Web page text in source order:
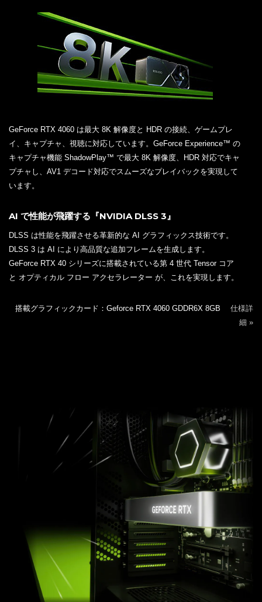
GeForce RTX 4060 は最大 8K 解像度と HDR の接続、ゲームプレ
イ、キャプチャ、視聴に対応しています。GeForce Experience™ の
キャプチャ機能 ShadowPlay™ で最大 8K 解像度、HDR 対応でキャ
プチャし、AV1 デコード対応でスムーズなプレイバックを実現して
います。
AI で性能が飛躍する『NVIDIA DLSS 3』
DLSS は性能を飛躍させる革新的な AI グラフィックス技術です。
DLSS 3 は AI により高品質な追加フレームを生成します。
GeForce RTX 40 シリーズに搭載されている第 4 世代 Tensor コア
と オプティカル フロー アクセラレーター が、これを実現します。
搭載グラフィックカード：Geforce RTX 4060 GDDR6X 8GB 仕様詳
細 »